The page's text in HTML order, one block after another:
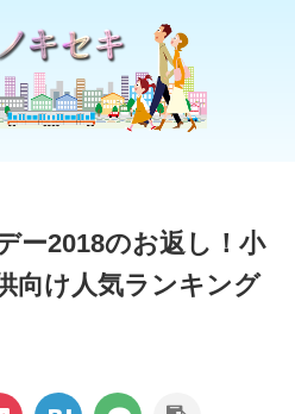
ー2018のお返し！小
向け人気ランキング